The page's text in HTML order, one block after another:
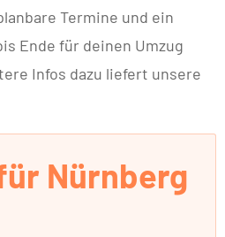
Termine und ein
Ende für deinen Umzug
Infos dazu liefert unsere
Nürnberg